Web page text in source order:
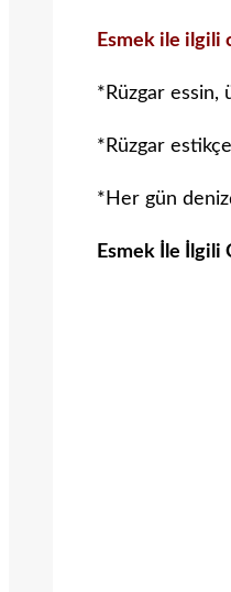
Esmek ile ilgili
*Rüzgar
*Rüzgar
*Her gün
Esmek İle İlgili